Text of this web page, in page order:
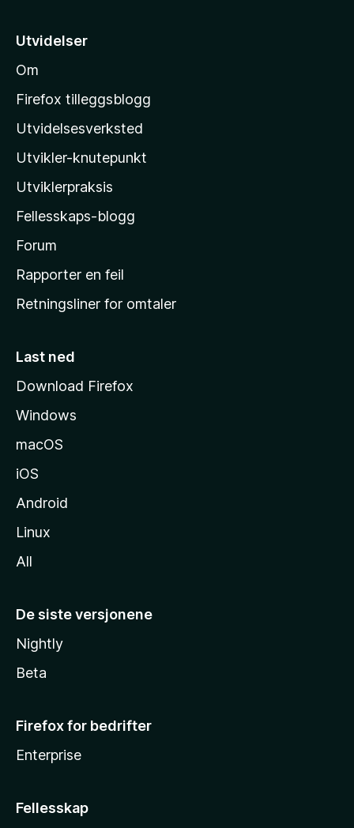
i
M
o
l
l
s
h
j
m
e
i
d
Utvidelser
Om
Firefox tilleggsblogg
Utvidelsesverksted
Utvikler-knutepunkt
Utviklerpraksis
Fellesskaps-blogg
Forum
Rapporter en feil
Retningsliner for omtaler
Last ned
Download Firefox
Windows
macOS
iOS
Android
Linux
All
De siste versjonene
Nightly
Beta
Firefox for bedrifter
Enterprise
Fellesskap